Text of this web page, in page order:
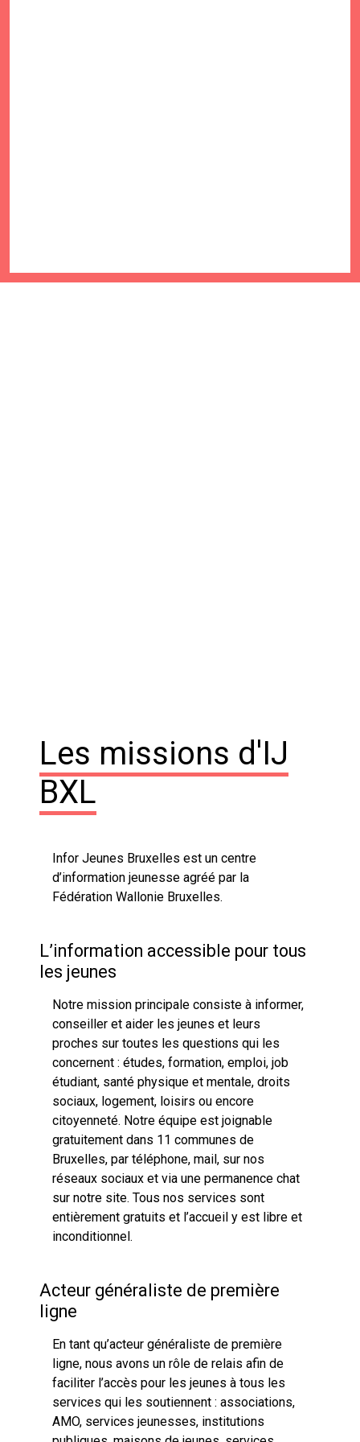
Les missions d'IJ
BXL
Infor Jeunes Bruxelles est un centre
d’information jeunesse agréé par la
Fédération Wallonie Bruxelles.
L’information accessible pour tous
les jeunes
Notre mission principale consiste à informer,
conseiller et aider les jeunes et leurs
proches sur toutes les questions qui les
concernent : études, formation, emploi, job
étudiant, santé physique et mentale, droits
sociaux, logement, loisirs ou encore
citoyenneté. Notre équipe est joignable
gratuitement dans 11 communes de
Bruxelles, par téléphone, mail, sur nos
réseaux sociaux et via une permanence chat
sur notre site. Tous nos services sont
entièrement gratuits et l’accueil y est libre et
inconditionnel.
Acteur généraliste de première
ligne
En tant qu’acteur généraliste de première
ligne, nous avons un rôle de relais afin de
faciliter l’accès pour les jeunes à tous les
services qui les soutiennent : associations,
AMO, services jeunesses, institutions